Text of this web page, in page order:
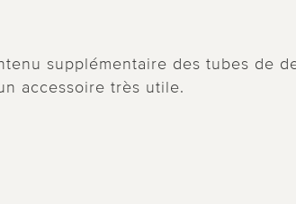
supplémentaire des tubes de
accessoire très utile.